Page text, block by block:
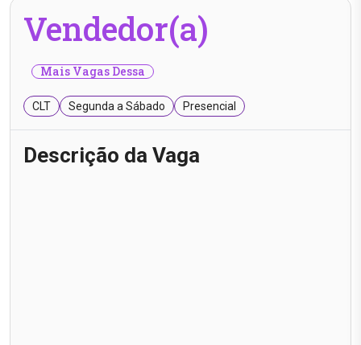
Vendedor(a)
Mais Vagas Dessa
CLT Segunda a Sábado Presencial
Descrição da Vaga